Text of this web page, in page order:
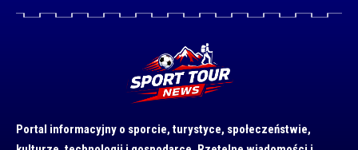
Portal informacyjny o sporcie, turystyce, społeczeństwie,